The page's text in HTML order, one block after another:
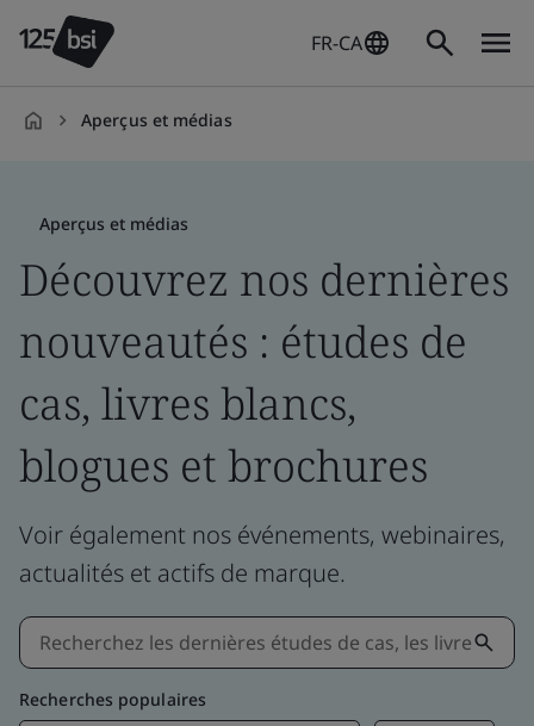
FR-CA
Aperçus et médias
Aperçus et médias
Découvrez nos dernières
nouveautés : études de
cas, livres blancs,
blogues et brochures
Voir également nos événements, webinaires,
actualités et actifs de marque.
Recherches populaires